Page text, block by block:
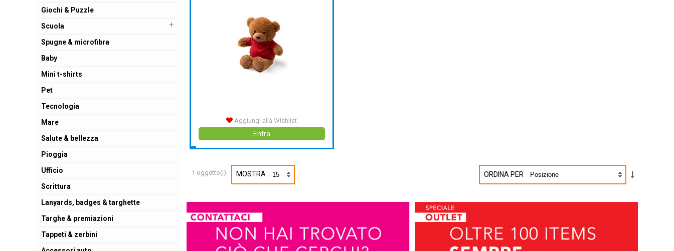
Giochi & Puzzle
Scuola
+
Spugne & microfibra
Baby
Mini t-shirts
Pet
Tecnologia
Mare
Salute & bellezza
Pioggia
Ufficio
Scrittura
Lanyards, badges & targhette
Targhe & premiazioni
Tappeti & zerbini
Aggiungi alla Wishlist
Entra
1 oggetto(i) MOSTRA ORDINA PER